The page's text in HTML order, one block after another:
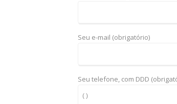
Seu e-mail (obrigatório)
Seu telefone, com DDD